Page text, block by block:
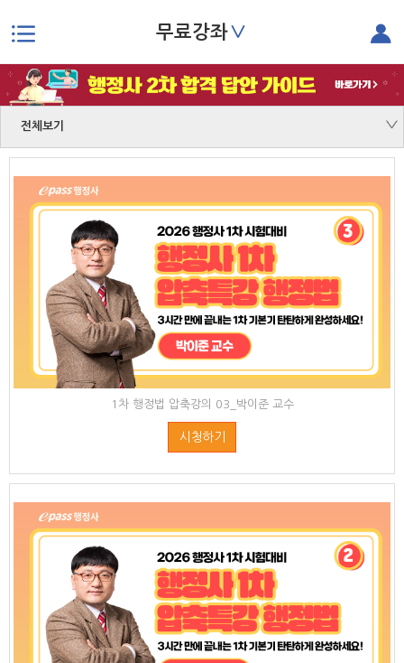
본문으로 바로가기
무료강좌∨
전체보기
1차 행정법 압축강의 03_박이준 교수
시청하기